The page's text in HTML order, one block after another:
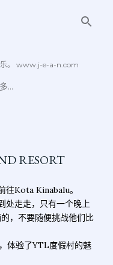
乐。 www.j-e-a-n.com
…
RESORT
往Kota Kinabalu。
处走走，只有一个晚上
，不要随便挑战他们比
体验了YTL度假村的魅